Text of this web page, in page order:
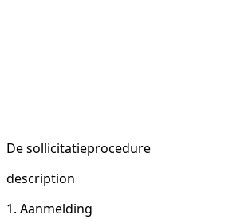
De sollicitatieprocedure
description
1. Aanmelding